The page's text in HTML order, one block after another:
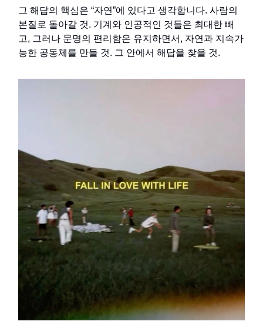
그 해답의 핵심은 “자연”에 있다고 생각합니다. 사람의
본질로 돌아갈 것. 기계와 인공적인 것들은 최대한 빼
고, 그러나 문명의 편리함은 유지하면서, 자연과 지속가
능한 공동체를 만들 것. 그 안에서 해답을 찾을 것.